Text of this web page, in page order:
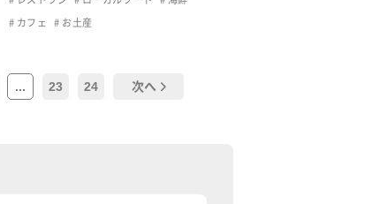
カフェ お土産
... 23 24 次へ